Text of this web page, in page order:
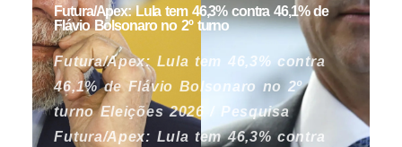
Futura/Apex: Lula tem 46,3% contra 46,1% de
Flávio Bolsonaro no 2º turno
Futura/Apex: Lula tem 46,3% contra
46,1% de Flávio Bolsonaro no 2º
turno Eleições 2026 / Pesquisa
Futura/Apex: Lula tem 46,3% contra